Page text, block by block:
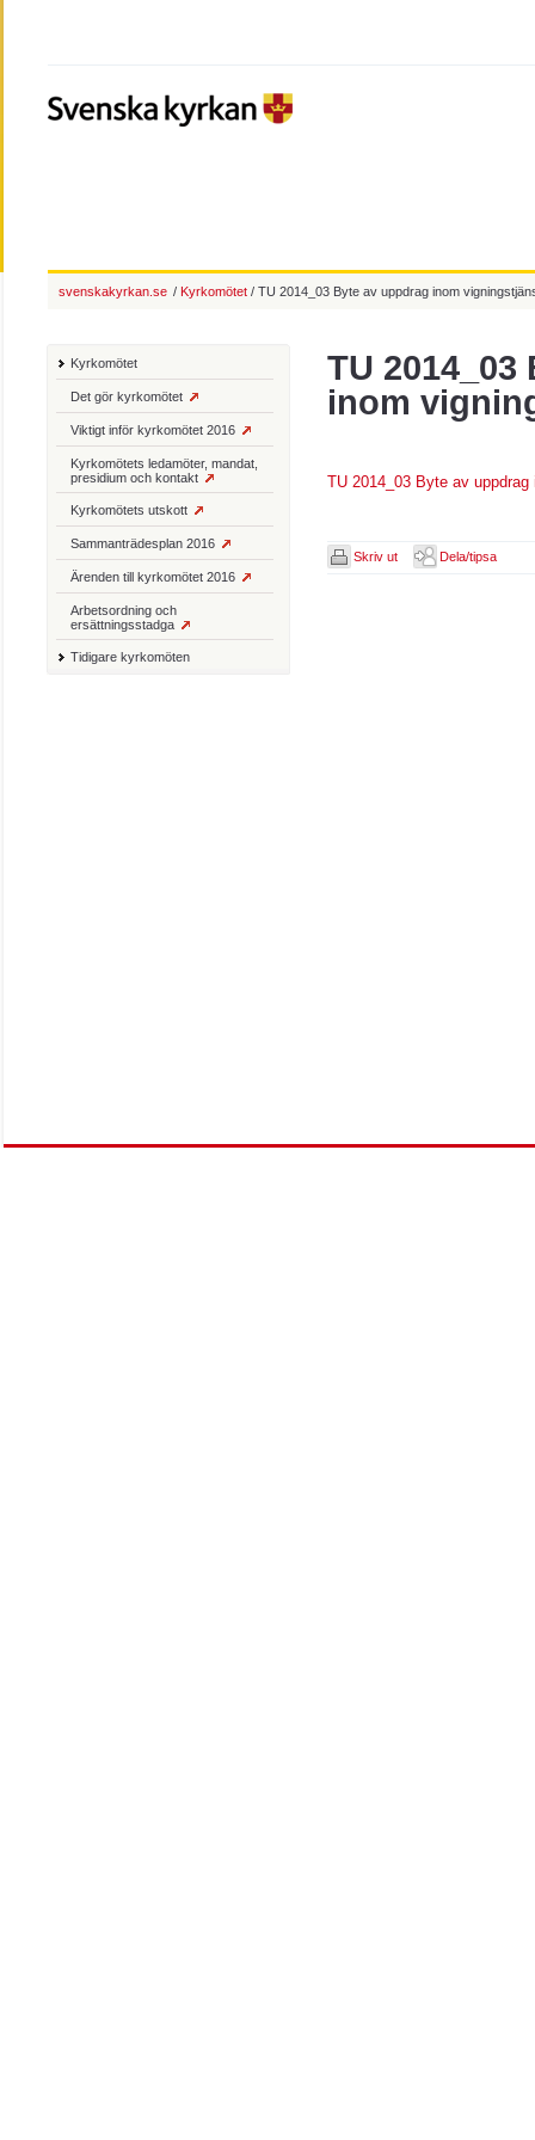
TU
inom
TU 2014_03 Byte av
Skriv ut Dela/tipsa
Kyrkomötet
Det gör kyrkomötet
Viktigt inför kyrkomötet 2016
Kyrkomötets ledamöter, mandat,
presidium och kontakt
Kyrkomötets utskott
Sammanträdesplan 2016
Ärenden till kyrkomötet 2016
Arbetsordning och
ersättningsstadga
Tidigare kyrkomöten
svenskakyrkan.se / Kyrkomötet / TU 2014_03 Byte av uppdrag inom